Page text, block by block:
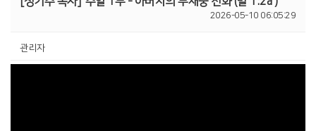
2026-05-10 06:05:29
관리자